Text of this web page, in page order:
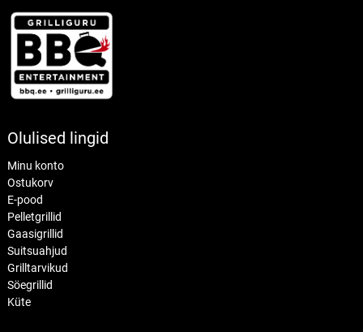
Olulised lingid
Minu konto
Ostukorv
E-pood
Pelletgrillid
Gaasigrillid
Suitsuahjud
Grilltarvikud
Söegrillid
Küte